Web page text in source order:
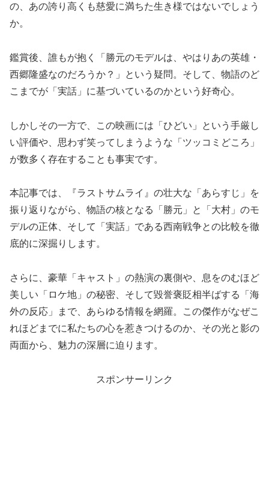
の、あの誇り高くも慈愛に満ちた生き様ではないでしょう
か。
鑑賞後、誰もが抱く「勝元のモデルは、やはりあの英雄・
西郷隆盛なのだろうか？」という疑問。そして、物語のど
こまでが「実話」に基づいているのかという好奇心。
しかしその一方で、この映画には「ひどい」という手厳し
い評価や、思わず笑ってしまうような「ツッコミどころ」
が数多く存在することも事実です。
本記事では、『ラストサムライ』の壮大な「あらすじ」を
振り返りながら、物語の核となる「勝元」と「大村」のモ
デルの正体、そして「実話」である西南戦争との比較を徹
底的に深掘りします。
さらに、豪華「キャスト」の熱演の裏側や、息をのむほど
美しい「ロケ地」の秘密、そして毀誉褒貶相半ばする「海
外の反応」まで、あらゆる情報を網羅。この傑作がなぜこ
れほどまでに私たちの心を惹きつけるのか、その光と影の
両面から、魅力の深層に迫ります。
スポンサーリンク